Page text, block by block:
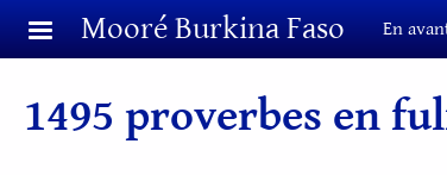
Aller au contenu principal
Mooré Burkina Faso En
1495 proverbes en